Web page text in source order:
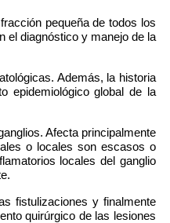
pequeña de todos los
el diagnóstico y manejo de la
Además, la historia
epidemiológico global de la
Afecta principalmente
o locales son escasos o
locales del ganglio
fistulizaciones y finalmente
quirúrgico de las lesiones